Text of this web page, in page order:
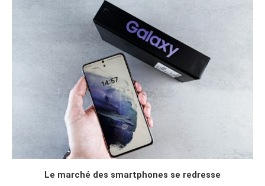
Le marché des smartphones se redresse